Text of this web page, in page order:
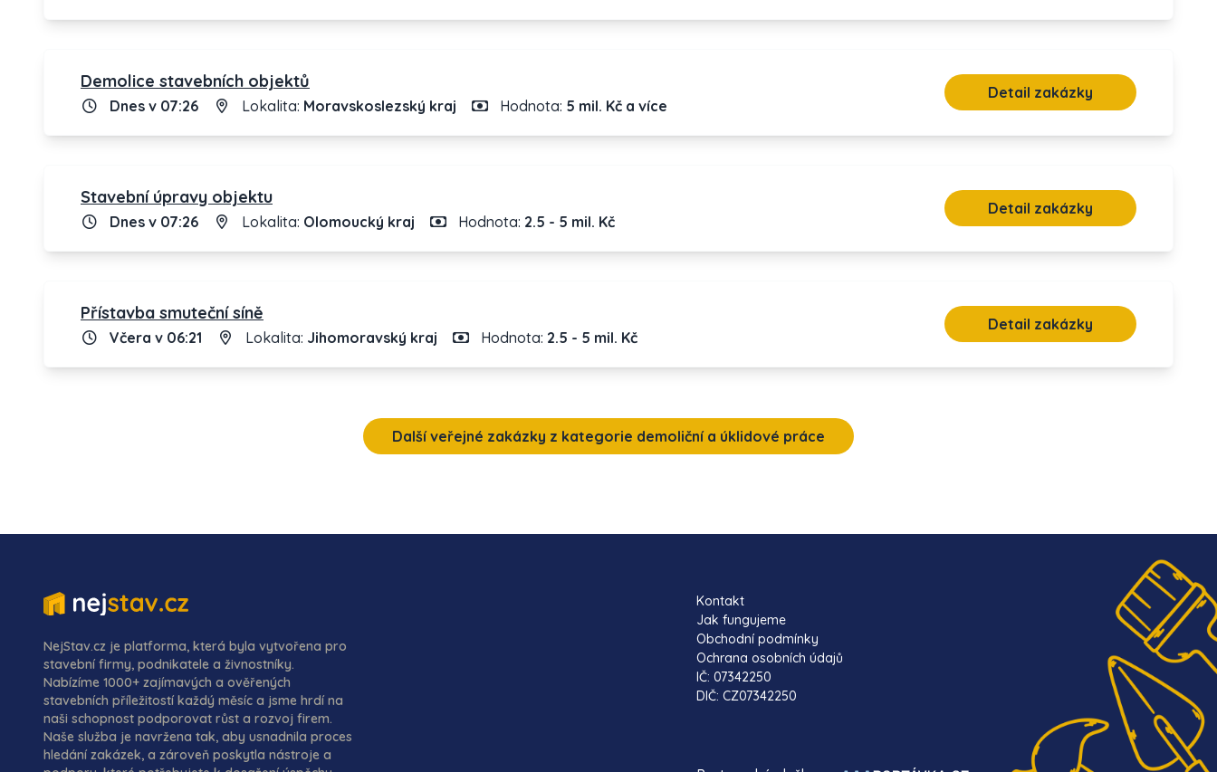
Demolice stavebních objektů
Dnes v 07:26 Lokalita: Moravskoslezský kraj Hodnota: 5 mil. Kč a více
Detail zakázky
Stavební úpravy objektu
Dnes v 07:26 Lokalita: Olomoucký kraj Hodnota: 2.5 - 5 mil. Kč
Detail zakázky
Přístavba smuteční síně
Včera v 06:21 Lokalita: Jihomoravský kraj Hodnota: 2.5 - 5 mil. Kč
Detail zakázky
Další veřejné zakázky z kategorie demoliční a úklidové práce
NejStav.cz je platforma, která byla vytvořena pro
stavební firmy, podnikatele a živnostníky.
Nabízíme 1000+ zajímavých a ověřených
stavebních příležitostí každý měsíc a jsme hrdí na
naši schopnost podporovat růst a rozvoj firem.
Naše služba je navržena tak, aby usnadnila proces
hledání zakázek, a zároveň poskytla nástroje a
Kontakt
Jak fungujeme
Obchodní podmínky
Ochrana osobních údajů
IČ: 07342250
DIČ: CZ07342250